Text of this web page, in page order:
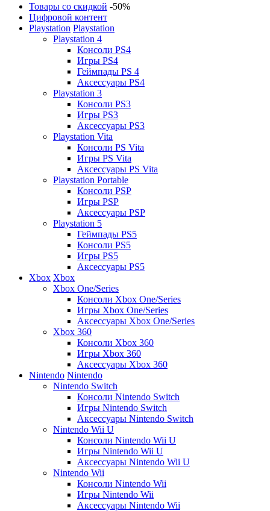
Товары со скидкой -50%
Цифровой контент
Playstation Playstation
Playstation 4
Консоли PS4
Игры PS4
Геймпады PS 4
Аксессуары PS4
Playstation 3
Консоли PS3
Игры PS3
Аксессуары PS3
Playstation Vita
Консоли PS Vita
Игры PS Vita
Аксессуары PS Vita
Playstation Portable
Консоли PSP
Игры PSP
Аксессуары PSP
Playstation 5
Геймпады PS5
Консоли PS5
Игры PS5
Аксессуары PS5
Xbox Xbox
Xbox One/Series
Консоли Xbox One/Series
Игры Xbox One/Series
Аксессуары Xbox One/Series
Xbox 360
Консоли Xbox 360
Игры Xbox 360
Аксессуары Xbox 360
Nintendo Nintendo
Nintendo Switch
Консоли Nintendo Switch
Игры Nintendo Switch
Аксессуары Nintendo Switch
Nintendo Wii U
Консоли Nintendo Wii U
Игры Nintendo Wii U
Аксессуары Nintendo Wii U
Nintendo Wii
Консоли Nintendo Wii
Игры Nintendo Wii
Аксессуары Nintendo Wii